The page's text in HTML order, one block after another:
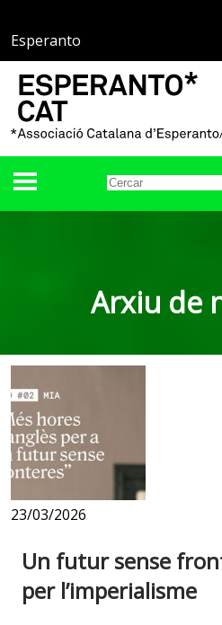
Esperanto
Arxiu de
23/03/2026
Un futur sense
per l’imperialisme